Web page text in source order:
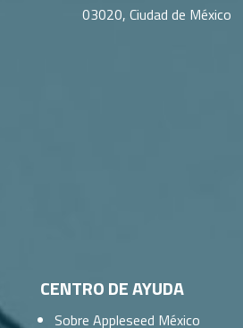
CENTRO DE AYUDA
Sobre Appleseed México
03020, Ciudad de México